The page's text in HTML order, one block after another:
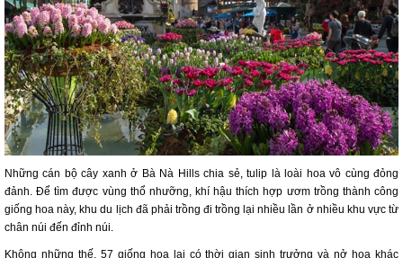
Những cán bộ cây xanh ở Bà Nà Hills chia sẻ, tulip là loài hoa vô cùng đỏng
đảnh. Để tìm được vùng thổ nhưỡng, khí hậu thích hợp ươm trồng thành công
giống hoa này, khu du lịch đã phải trồng đi trồng lại nhiều lần ở nhiều khu vực từ
chân núi đến đỉnh núi.
Không những thế, 57 giống hoa lại có thời gian sinh trưởng và nở hoa khác